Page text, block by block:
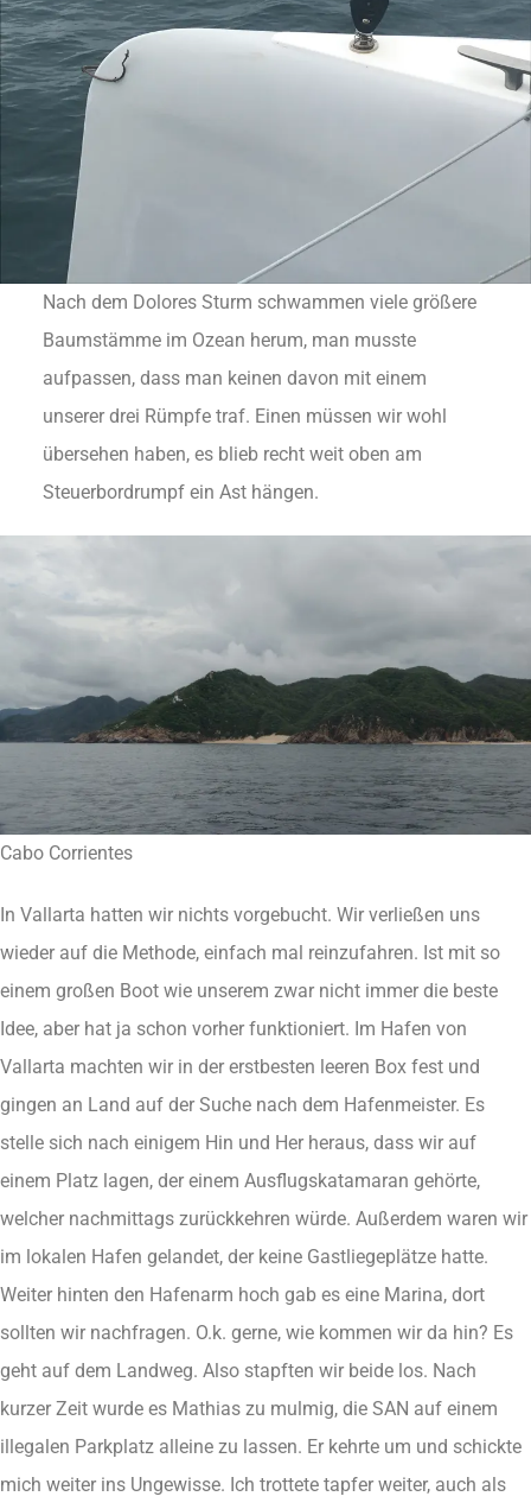
Nach dem Dolores Sturm schwammen viele größere
Baumstämme im Ozean herum, man musste
aufpassen, dass man keinen davon mit einem
unserer drei Rümpfe traf. Einen müssen wir wohl
übersehen haben, es blieb recht weit oben am
Steuerbordrumpf ein Ast hängen.
Cabo Corrientes
In Vallarta hatten wir nichts vorgebucht. Wir verließen uns
wieder auf die Methode, einfach mal reinzufahren. Ist mit so
einem großen Boot wie unserem zwar nicht immer die beste
Idee, aber hat ja schon vorher funktioniert. Im Hafen von
Vallarta machten wir in der erstbesten leeren Box fest und
gingen an Land auf der Suche nach dem Hafenmeister. Es
stelle sich nach einigem Hin und Her heraus, dass wir auf
einem Platz lagen, der einem Ausflugskatamaran gehörte,
welcher nachmittags zurückkehren würde. Außerdem waren wir
im lokalen Hafen gelandet, der keine Gastliegeplätze hatte.
Weiter hinten den Hafenarm hoch gab es eine Marina, dort
sollten wir nachfragen. O.k. gerne, wie kommen wir da hin? Es
geht auf dem Landweg. Also stapften wir beide los. Nach
kurzer Zeit wurde es Mathias zu mulmig, die SAN auf einem
illegalen Parkplatz alleine zu lassen. Er kehrte um und schickte
mich weiter ins Ungewisse. Ich trottete tapfer weiter, auch als